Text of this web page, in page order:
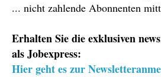
... nicht zahlende Abonnenten
Erhalten Sie die exklusiven
als Jobexpress:
Hier geht es zur